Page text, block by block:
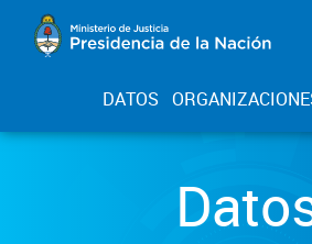
DATOS